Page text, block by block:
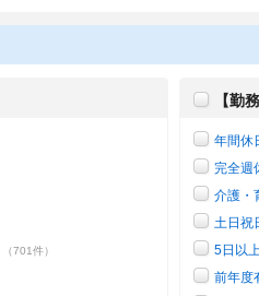
（701件）
【勤
年間休
完全週
介護・
土日祝
5日以
前年度